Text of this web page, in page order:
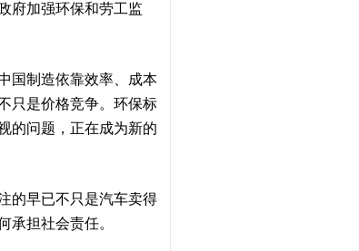
府加强环保和劳工监
国制造依靠效率、成本
只是价格竞争。环保标
的问题，正在成为新的
的早已不只是汽车卖得
承担社会责任。